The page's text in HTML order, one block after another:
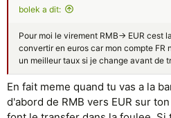
bolek a dit:
Pour moi le virement RMB-> EUR cest
convertir en euros car mon compte FR
un meilleur taux si je change avant de
En fait meme quand tu vas a la
d'abord de RMB vers EUR sur